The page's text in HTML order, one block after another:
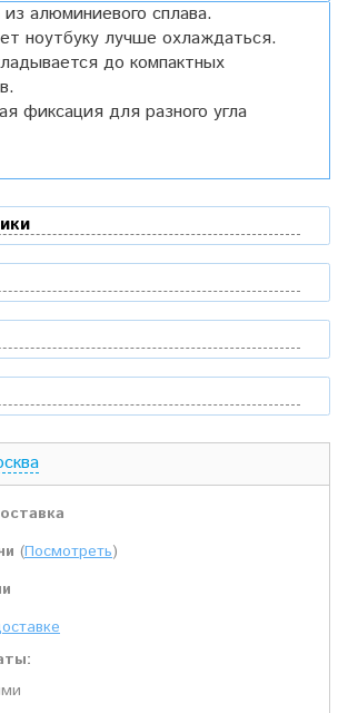
алюминиевого сплава.
ноутбуку лучше охлаждаться.
до компактных
фиксация для разного угла
(Посмотреть)